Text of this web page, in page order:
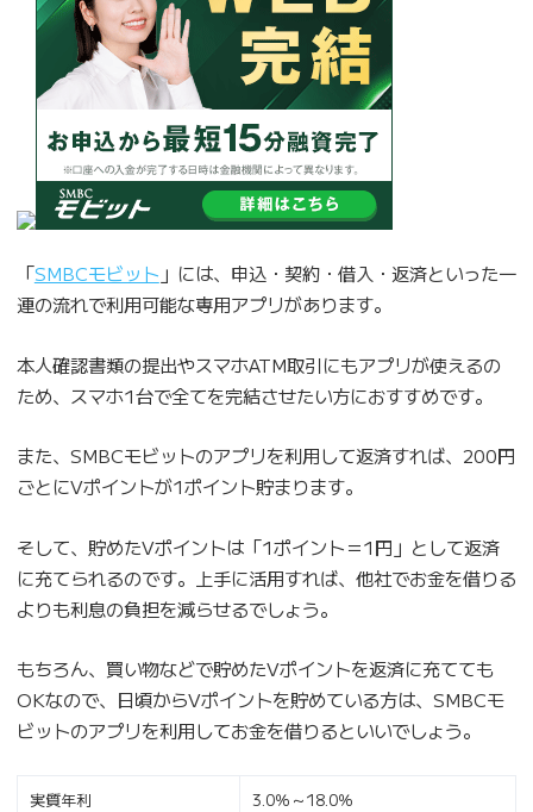
「SMBCモビット 」には、申込・契約・借入・返済といった一
連の流れで利用可能な専用アプリがあります。
本人確認書類の提出やスマホATM取引にもアプリが使えるの
ため、スマホ1台で全てを完結させたい方におすすめです。
また、SMBCモビットのアプリを利用して返済すれば、200円
ごとにVポイントが1ポイント貯まります。
そして、貯めたVポイントは「1ポイント＝1円」として返済
に充てられるのです。上手に活用すれば、他社でお金を借りる
よりも利息の負担を減らせるでしょう。
もちろん、買い物などで貯めたVポイントを返済に充てても
OKなので、日頃からVポイントを貯めている方は、SMBCモ
ビットのアプリを利用してお金を借りるといいでしょう。
実質年利 3.0％～18.0％